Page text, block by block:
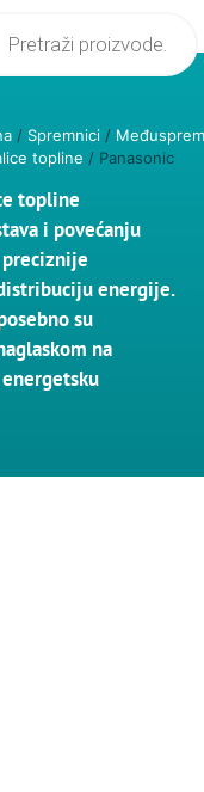
/ Spremnici /
topline / Panasonic
topline
i povećanju
energije.
su
na